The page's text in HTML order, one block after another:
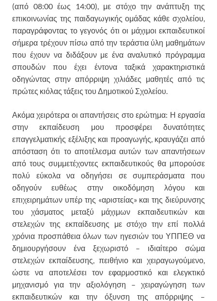
(από 08:00 έως 14:00), με στόχο την ανάπτυξη της
επικοινωνίας της παιδαγωγικής ομάδας κάθε σχολείου,
παραγράφοντας το γεγονός ότι οι μάχιμοι εκπαιδευτικοί
σήμερα τρέχουν πίσω από την τεράστια ύλη μαθημάτων
που έχουν να διδάξουν με ένα αναλυτικό πρόγραμμα
σπουδών που έχει έντονα ταξικά χαρακτηριστικά
οδηγώντας στην απόρριψη χιλιάδες μαθητές από τις
πρώτες κιόλας τάξεις του Δημοτικού Σχολείου.
Ακόμα χειρότερα οι απαντήσεις στο ερώτημα: Η εργασία
στην εκπαίδευση μου προσφέρει δυνατότητες
επαγγελματικής εξέλιξης και προαγωγής, κραυγάζει από
απόσταση ότι το αποτέλεσμα αυτών των απαντήσεων
από τους συμμετέχοντες εκπαιδευτικούς θα μπορούσε
πολύ εύκολα να οδηγήσει σε συμπεράσματα που
οδηγούν ευθέως στην οικοδόμηση λόγου και
επιχειρημάτων υπέρ της «αριστείας» και της διεύρυνσης
του χάσματος μεταξύ μάχιμων εκπαιδευτικών και
στελεχών της εκπαίδευσης με στόχο την επί πολλά
χρόνια προσπάθεια όλων των ηγεσιών του ΥΠΠΕΘ να
δημιουργήσουν ένα ξεχωριστό – ιδιαίτερο σώμα
στελεχών εκπαίδευσης, πειθήνιο και χειραγωγούμενο,
ώστε να αποτελέσει τον εφαρμοστικό και ελεγκτικό
μηχανισμό για την αξιολόγηση – χειραγώγηση των
εκπαιδευτικών και την όξυνση της απόρριψης –